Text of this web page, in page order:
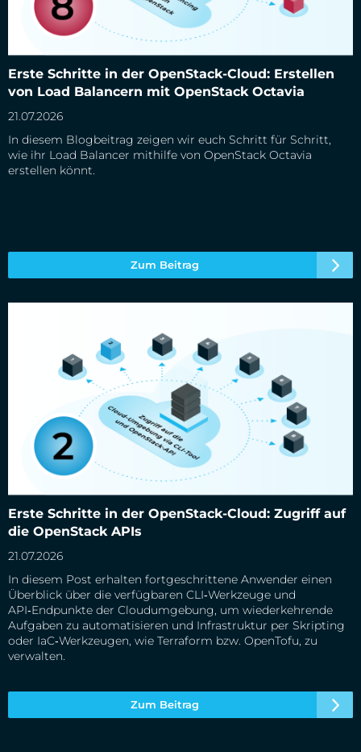
Erste Schritte in der OpenStack-Cloud: Erstellen
von Load Balancern mit OpenStack Octavia
21.07.2026
In diesem Blogbeitrag zeigen wir euch Schritt für Schritt,
wie ihr Load Balancer mithilfe von OpenStack Octavia
erstellen könnt.
Zum Beitrag
Balancern mit OpenStack Octavia
Erste Schritte in der OpenStack-Cloud: Zugriff auf
die OpenStack APIs
21.07.2026
In diesem Post erhalten fortgeschrittene Anwender einen
Überblick über die verfügbaren CLI‑Werkzeuge und
API‑Endpunkte der Cloudumgebung, um wiederkehrende
Aufgaben zu automatisieren und Infrastruktur per Skripting
oder IaC‑Werkzeugen, wie Terraform bzw. OpenTofu, zu
verwalten.
Zum Beitrag
OpenStack APIs